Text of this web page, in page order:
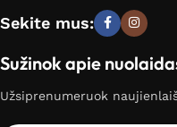
Sekite mus:
Sužinok apie
Užsiprenumeruok